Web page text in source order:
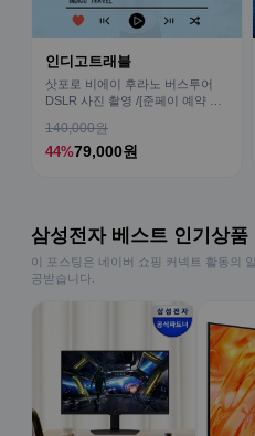
인디고트래블
삿포로 비에이 후라노 버스투어
DSLR 사진 촬영 /[준페이 예약 식
140,000원
44%79,000원
삼성전자 베스트 인기상품
이 포스팅은 네이버 쇼핑 커넥트 활동의
공받습니다.